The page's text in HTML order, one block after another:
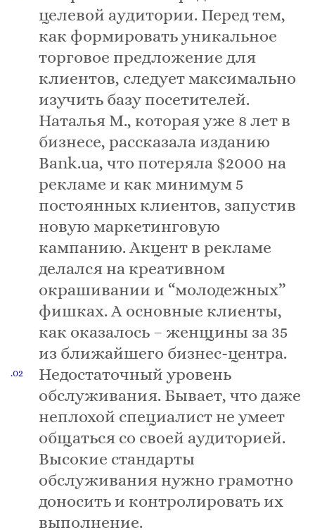
целевой аудитории. Перед тем,
как формировать уникальное
торговое предложение для
клиентов, следует максимально
изучить базу посетителей.
Наталья М., которая уже 8 лет в
бизнесе, рассказала изданию
Bank.ua, что потеряла $2000 на
рекламе и как минимум 5
постоянных клиентов, запустив
новую маркетинговую
кампанию. Акцент в рекламе
делался на креативном
окрашивании и “молодежных”
фишках. А основные клиенты,
как оказалось – женщины за 35
из ближайшего бизнес-центра.
Недостаточный уровень
обслуживания. Бывает, что даже
неплохой специалист не умеет
общаться со своей аудиторией.
Высокие стандарты
обслуживания нужно грамотно
доносить и контролировать их
выполнение.